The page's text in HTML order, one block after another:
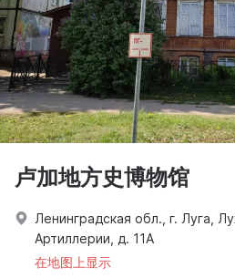
卢加地方史博物馆
Ленинградская обл., г. Луга,
Артиллерии, д. 11А
在地图上显示